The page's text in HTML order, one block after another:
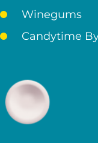
Winegums
Candytime